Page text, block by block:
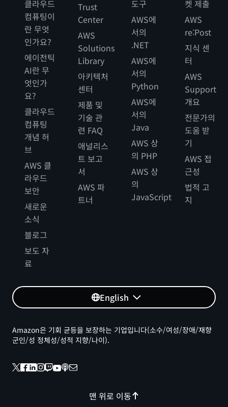
클라우드
컴퓨팅이
란 무엇
인가요?
에이전틱
AI란 무
엇인가
요?
클라우드
컴퓨팅
개념 허
브
AWS 클
라우드
보안
새로운
소식
블로그
보도 자
료
Trust
Center
AWS
Solutions
Library
아키텍처
센터
제품 및
기술 관
련 FAQ
애널리스
트 보고
서
AWS 파
트너
도구
AWS에
서의
.NET
AWS에
서의
Python
AWS에
서의
Java
AWS 상
의 PHP
AWS 상
의
JavaScript
켓 제출
AWS
re:Post
지식 센
터
AWS
Support
개요
전문가의
도움 받
기
AWS 접
근성
법적 고
지
English
맨 위로 이동
Amazon은 기회 균등을 보장하는 기업입니다(소수/여성/장애/재향
군인/성 정체성/성적 지향/나이).